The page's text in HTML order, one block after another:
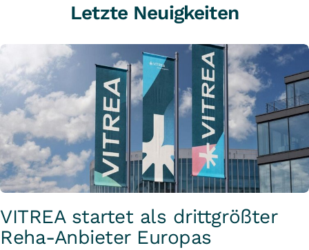
Letzte Neuigkeiten
VITREA startet als drittgrößter
Reha-Anbieter Europas